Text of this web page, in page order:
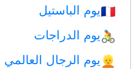
🇫🇷يوم الباستيل
🚴يوم الدراجات
👱 يوم الرجال العالمي